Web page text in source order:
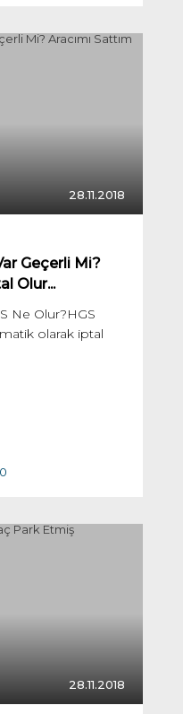
28.11.2018
Geçerli Mi?
Olur...
Ne Olur?HGS
olarak iptal
0
28.11.2018